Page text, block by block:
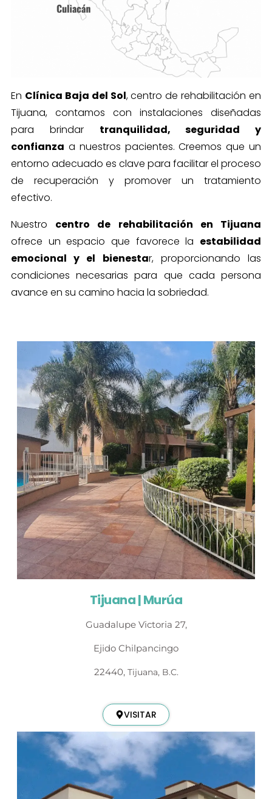
En Clínica Baja del Sol, centro de rehabilitación en
Tijuana, contamos con instalaciones diseñadas
para brindar tranquilidad, seguridad y
confianza a nuestros pacientes. Creemos que un
entorno adecuado es clave para facilitar el proceso
de recuperación y promover un tratamiento
efectivo.
Nuestro centro de rehabilitación en Tijuana
ofrece un espacio que favorece la estabilidad
emocional y el bienestar, proporcionando las
condiciones necesarias para que cada persona
avance en su camino hacia la sobriedad.
Tijuana | Murúa
Guadalupe Victoria 27,
Ejido Chilpancingo
22440, Tijuana, B.C.
VISITAR